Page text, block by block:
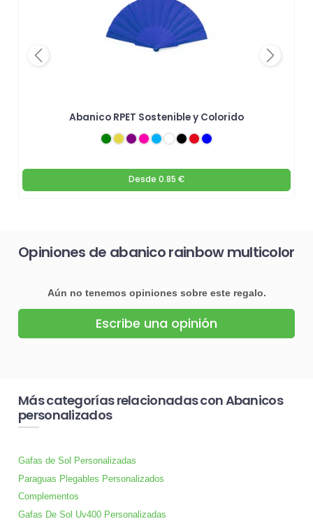
Abanico RPET Sostenible y Colorido
Desde 0.85 €
Previous Next
Opiniones de abanico rainbow multicolor
Aún no tenemos opiniones sobre este regalo.
Escribe una opinión
Más categorías relacionadas con Abanicos
personalizados
Gafas de Sol Personalizadas
Paraguas Plegables Personalizados
Complementos
Gafas De Sol Uv400 Personalizadas